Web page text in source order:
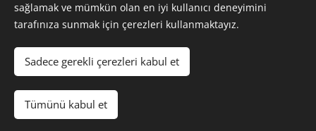
KRC YANGIN. -2026
sağlamak ve mümkün olan en iyi kullanıcı deneyimini
tarafınıza sunmak için çerezleri kullanmaktayız.
Sadece gerekli çerezleri kabul et
Tümünü kabul et